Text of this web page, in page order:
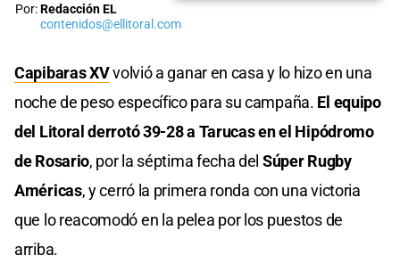
Por:Redacción EL
contenidos@ellitoral.com
Capibaras XVvolvió a ganar en casa y lo hizo en una
noche de peso específico para su campaña. El equipo
del Litoral derrotó 39-28 a Tarucas en el Hipódromo
de Rosario, por la séptima fecha del Súper Rugby
Américas, y cerró la primera ronda con una victoria
que lo reacomodó en la pelea por los puestos de
arriba.